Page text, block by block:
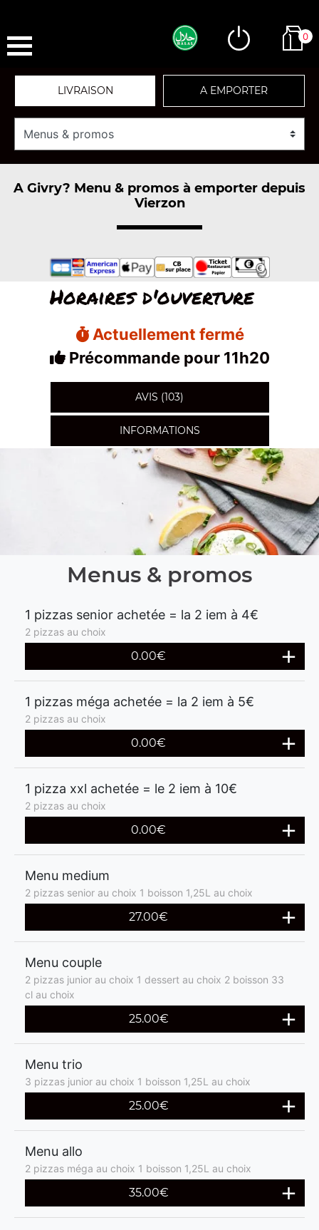
0
LIVRAISON A EMPORTER
A Givry? Menu & promos à emporter depuis
Vierzon
Horaires d'ouverture
Actuellement fermé
Précommande pour 11h20
AVIS (103)
INFORMATIONS
Menus & promos
1 pizzas senior achetée = la 2 iem à 4€
2 pizzas au choix
0.00€
1 pizzas méga achetée = la 2 iem à 5€
2 pizzas au choix
0.00€
1 pizza xxl achetée = le 2 iem à 10€
2 pizzas au choix
0.00€
Menu medium
2 pizzas senior au choix 1 boisson 1,25L au choix
27.00€
Menu couple
2 pizzas junior au choix 1 dessert au choix 2 boisson 33
cl au choix
25.00€
Menu trio
3 pizzas junior au choix 1 boisson 1,25L au choix
25.00€
Menu allo
2 pizzas méga au choix 1 boisson 1,25L au choix
35.00€